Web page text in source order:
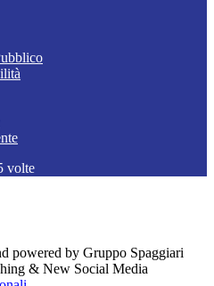
volte
powered by Gruppo Spaggiari
& New Social Media